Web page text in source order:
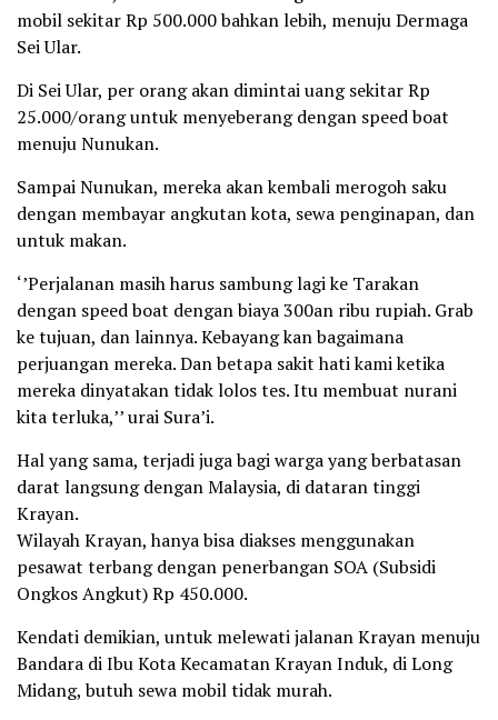
mobil sekitar Rp 500.000 bahkan lebih, menuju Dermaga
Sei Ular.
Di Sei Ular, per orang akan dimintai uang sekitar Rp
25.000/orang untuk menyeberang dengan speed boat
menuju Nunukan.
Sampai Nunukan, mereka akan kembali merogoh saku
dengan membayar angkutan kota, sewa penginapan, dan
untuk makan.
‘’Perjalanan masih harus sambung lagi ke Tarakan
dengan speed boat dengan biaya 300an ribu rupiah. Grab
ke tujuan, dan lainnya. Kebayang kan bagaimana
perjuangan mereka. Dan betapa sakit hati kami ketika
mereka dinyatakan tidak lolos tes. Itu membuat nurani
kita terluka,’’ urai Sura’i.
Hal yang sama, terjadi juga bagi warga yang berbatasan
darat langsung dengan Malaysia, di dataran tinggi
Krayan.
Wilayah Krayan, hanya bisa diakses menggunakan
pesawat terbang dengan penerbangan SOA (Subsidi
Ongkos Angkut) Rp 450.000.
Kendati demikian, untuk melewati jalanan Krayan menuju
Bandara di Ibu Kota Kecamatan Krayan Induk, di Long
Midang, butuh sewa mobil tidak murah.